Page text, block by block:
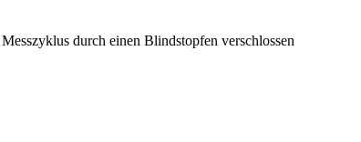
durch einen Blindstopfen verschlossen